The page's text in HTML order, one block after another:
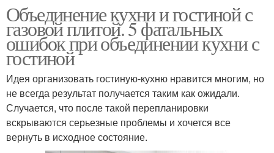
Объединение кухни и гостиной с
газовой плитой. 5 фатальных
ошибок при объединении кухни с
гостиной
Идея организовать гостиную-кухню нравится многим, но
не всегда результат получается таким как ожидали.
Случается, что после такой перепланировки
вскрываются серьезные проблемы и хочется все
вернуть в исходное состояние.